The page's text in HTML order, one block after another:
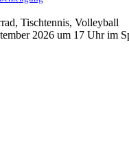
Tischtennis, Volleyball
2026 um 17 Uhr im